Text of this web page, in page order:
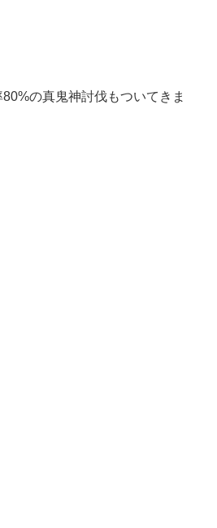
の真鬼神討伐もついてきま